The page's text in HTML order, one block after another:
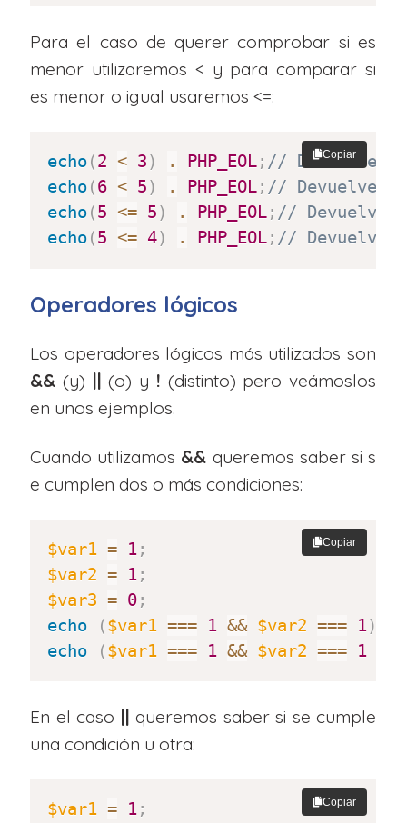
Para el caso de querer comprobar si es
menor utilizaremos < y para comparar si
es menor o igual usaremos <=:
echo(2 < 3) . PHP_EOL; // Devuelve
echo(6 < 5) . PHP_EOL; // Devuelve
echo(5 <= 5) . PHP_EOL; // Devuelve
echo(5 <= 4) . PHP_EOL; // Devuelve
Copiar
Operadores lógicos
Los operadores lógicos más utilizados son
&& (y) || (o) y ! (distinto) pero veámoslos
en unos ejemplos.
Cuando utilizamos && queremos saber si s
e cumplen dos o más condiciones:
$var1 = 1;
$var2 = 1;
$var3 = 0;
echo
($var1 === 1 && $var2 === 1)
echo
($var1 === 1 && $var2 === 1
Copiar
En el caso || queremos saber si se cumple
una condición u otra:
$var1 = 1;
Copiar